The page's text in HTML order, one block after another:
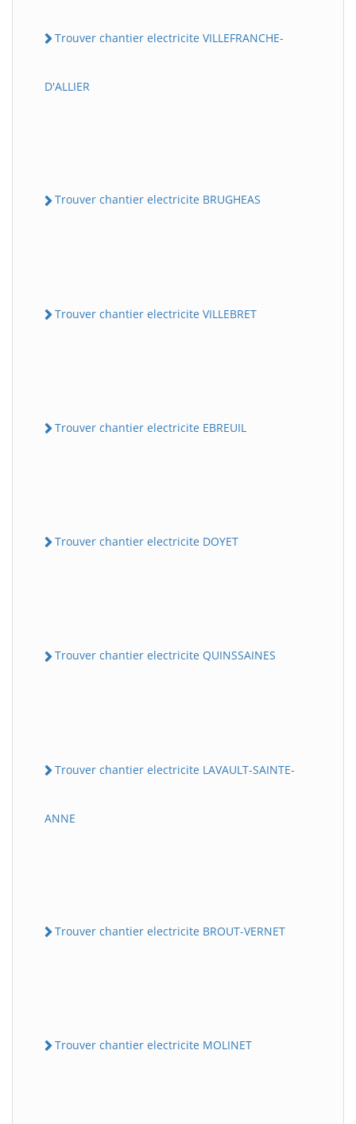
Trouver chantier electricite VILLEFRANCHE-
D'ALLIER
Trouver chantier electricite BRUGHEAS
Trouver chantier electricite VILLEBRET
Trouver chantier electricite EBREUIL
Trouver chantier electricite DOYET
Trouver chantier electricite QUINSSAINES
Trouver chantier electricite LAVAULT-SAINTE-
ANNE
Trouver chantier electricite BROUT-VERNET
Trouver chantier electricite MOLINET